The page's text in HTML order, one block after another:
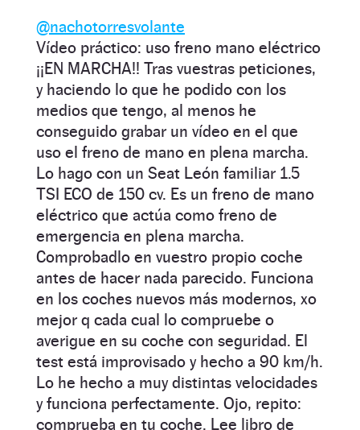
@nachotorresvolante
Vídeo práctico: uso freno mano eléctrico
¡¡EN MARCHA!! Tras vuestras peticiones,
y haciendo lo que he podido con los
medios que tengo, al menos he
conseguido grabar un vídeo en el que
uso el freno de mano en plena marcha.
Lo hago con un Seat León familiar 1.5
TSI ECO de 150 cv. Es un freno de mano
eléctrico que actúa como freno de
emergencia en plena marcha.
Comprobadlo en vuestro propio coche
antes de hacer nada parecido. Funciona
en los coches nuevos más modernos, xo
mejor q cada cual lo compruebe o
averigue en su coche con seguridad. El
test está improvisado y hecho a 90 km/h.
Lo he hecho a muy distintas velocidades
y funciona perfectamente. Ojo, repito:
comprueba en tu coche. Lee libro de